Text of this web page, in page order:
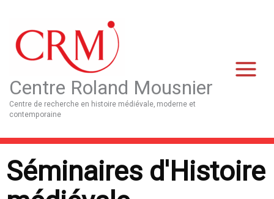
contenu
Centre Roland Mousnier
Centre de recherche en histoire médiévale, moderne et
contemporaine
Séminaires d'Histoire